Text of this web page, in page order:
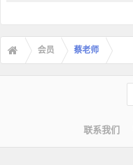
会员 蔡老师
联系我们